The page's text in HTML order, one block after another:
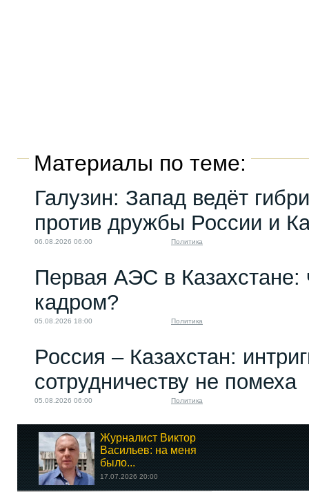
Материалы по теме:
Галузин: Запад ведёт
против дружбы России и
06.08.2026 06:00 Политика
Первая АЭС в Казахстане:
кадром?
05.08.2026 18:00 Политика
Россия – Казахстан:
сотрудничеству не помеха
05.08.2026 06:00 Политика
Журналист Виктор
Васильев: на меня
было...
17.07.2026 20:00